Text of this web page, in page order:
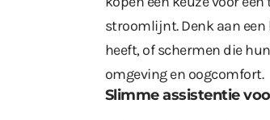
stroomlijnt. Denk aan
heeft, of schermen die
omgeving en oogcomfort.
Slimme assistentie